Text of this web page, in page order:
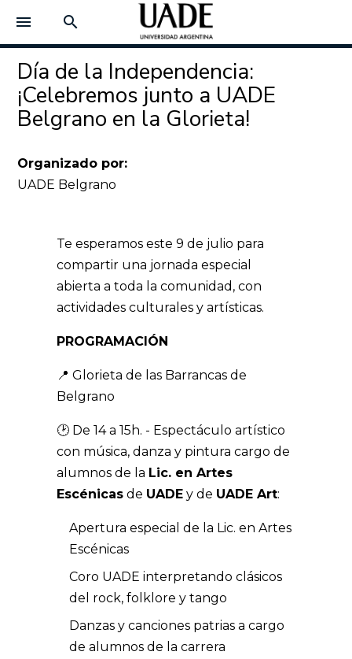
menu search
Día de la Independencia:
¡Celebremos junto a UADE
Belgrano en la Glorieta!
Organizado por:
UADE Belgrano
Te esperamos este 9 de julio para
compartir una jornada especial
abierta a toda la comunidad, con
actividades culturales y artísticas.
PROGRAMACIÓN
📍 Glorieta de las Barrancas de
Belgrano
🕑 De 14 a 15h. - Espectáculo artístico
con música, danza y pintura cargo de
alumnos de la Lic. en Artes
Escénicas de UADE y de UADE Art:
Apertura especial de la Lic. en Artes
Escénicas
Coro UADE interpretando clásicos
del rock, folklore y tango
Danzas y canciones patrias a cargo
de alumnos de la carrera